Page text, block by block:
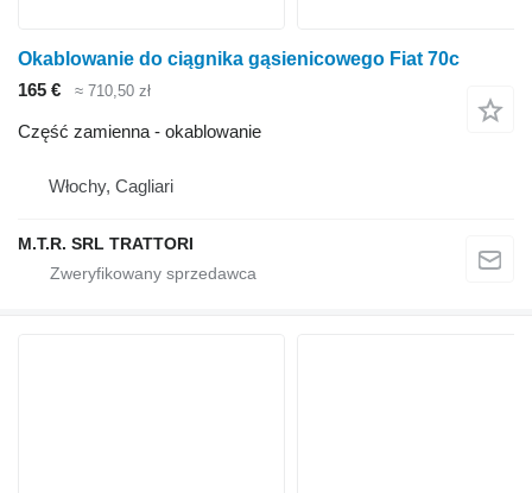
Okablowanie do ciągnika gąsienicowego Fiat 70c
165 €
≈ 710,50 zł
Część zamienna - okablowanie
Włochy, Cagliari
M.T.R. SRL TRATTORI